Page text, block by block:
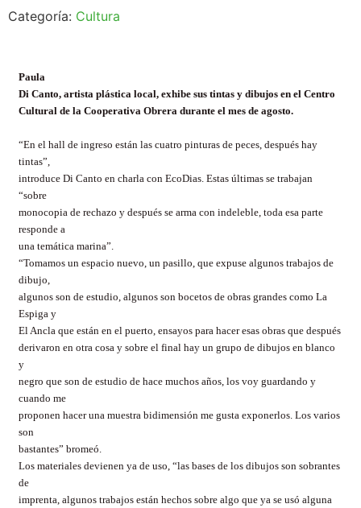
Categoría: Cultura
Paula
Di Canto, artista plástica local, exhibe sus tintas y dibujos en el Centro
Cultural de la Cooperativa Obrera durante el mes de agosto.
“En el hall de ingreso están las cuatro pinturas de peces, después hay
tintas”,
introduce Di Canto en charla con EcoDias. Estas últimas se trabajan
“sobre
monocopia de rechazo y después se arma con indeleble, toda esa parte
responde a
una temática marina”.
“Tomamos un espacio nuevo, un pasillo, que expuse algunos trabajos de
dibujo,
algunos son de estudio, algunos son bocetos de obras grandes como La
Espiga y
El Ancla que están en el puerto, ensayos para hacer esas obras que después
derivaron en otra cosa y sobre el final hay un grupo de dibujos en blanco
y
negro que son de estudio de hace muchos años, los voy guardando y
cuando me
proponen hacer una muestra bidimensión me gusta exponerlos. Los varios
son
bastantes” bromeó.
Los materiales devienen ya de uso, “las bases de los dibujos son sobrantes
de
imprenta, algunos trabajos están hechos sobre algo que ya se usó alguna